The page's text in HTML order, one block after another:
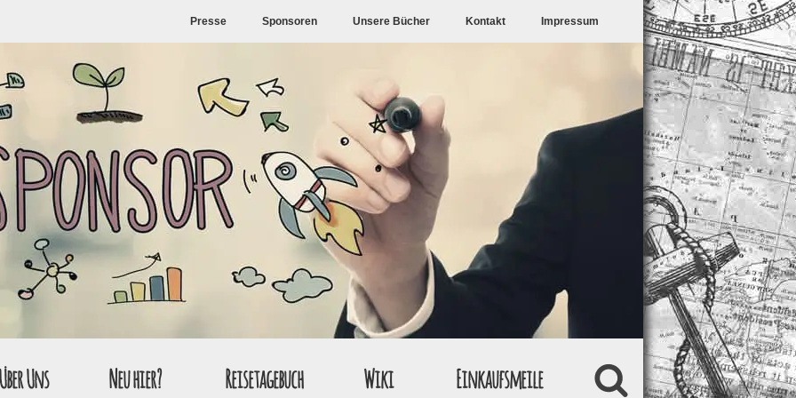
Presse Sponsoren Unsere Bücher Kontakt Impressum
Uns Neu hier? Reisetagebuch Wiki Einkaufsmeile